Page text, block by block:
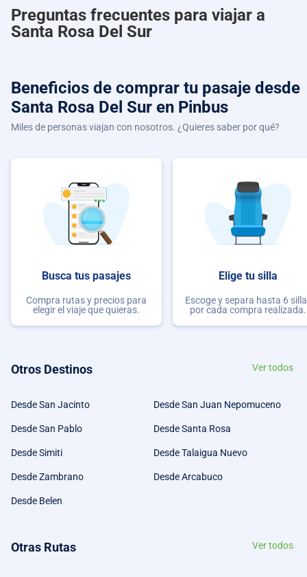
Preguntas frecuentes para viajar a
Santa Rosa Del Sur
Beneficios de comprar tu pasaje desde
Santa Rosa Del Sur en Pinbus
Miles de personas viajan con nosotros. ¿Quieres saber por qué?
Busca tus pasajes
Compra rutas y precios para
elegir el viaje que quieras.
Elige tu silla
Escoge y separa hasta 6
por cada compra realizada.
Otros Destinos Ver todos
Desde San Jacinto Desde San Juan Nepomuceno
Desde San Pablo Desde Santa Rosa
Desde Simiti Desde Talaigua Nuevo
Desde Zambrano Desde Arcabuco
Desde Belen
Otras Rutas Ver todos